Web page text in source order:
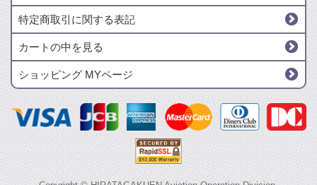
特定商取引に関する表記
カートの中を見る
ショッピング MYページ